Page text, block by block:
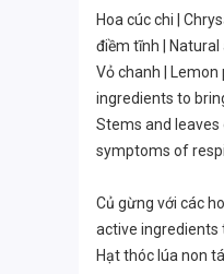
Hoa cúc chi |
điềm tĩnh |
Vỏ chanh |
ingredients to
Stems and
symptoms of
Củ gừng với các
active
Hạt thóc lúa non